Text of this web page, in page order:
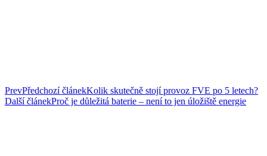
PrevPředchozí článekKolik skutečně stojí provoz FVE po 5 letech?
Další článekProč je důležitá baterie – není to jen úložiště energie